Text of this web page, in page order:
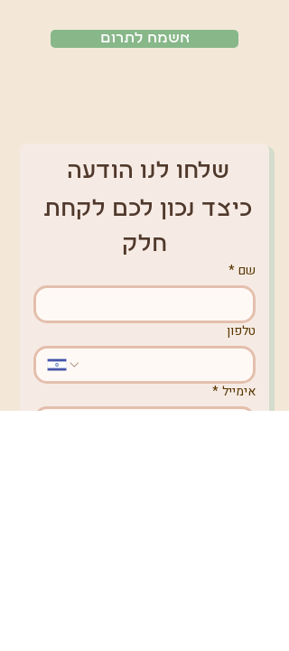
אשמח לתרום
שלחו לנו הודעה
חלק
שם*
טלפון
אימייל*